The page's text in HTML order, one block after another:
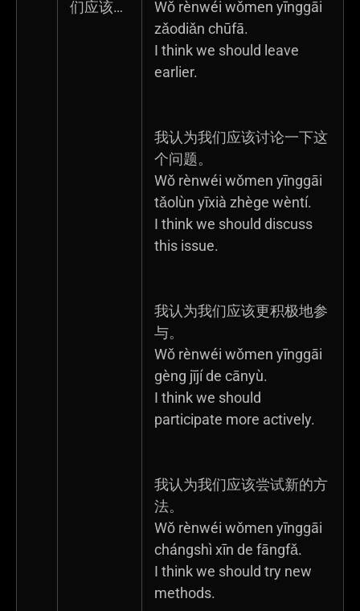
们应该…
Wǒ rènwéi wǒmen yīnggāi
zǎodiǎn chūfā.
I think we should leave
earlier.
我认为我们应该讨论一下这
个问题。
Wǒ rènwéi wǒmen yīnggāi
tǎolùn yīxià zhège wèntí.
I think we should discuss
this issue.
我认为我们应该更积极地参
与。
Wǒ rènwéi wǒmen yīnggāi
gèng jījí de cānyù.
I think we should
participate more actively.
我认为我们应该尝试新的方
法。
Wǒ rènwéi wǒmen yīnggāi
chángshì xīn de fāngfǎ.
I think we should try new
methods.